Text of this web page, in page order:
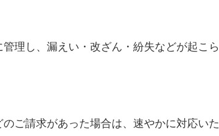
理し、漏えい・改ざん・紛失などが起こら
ご請求があった場合は、速やかに対応いた